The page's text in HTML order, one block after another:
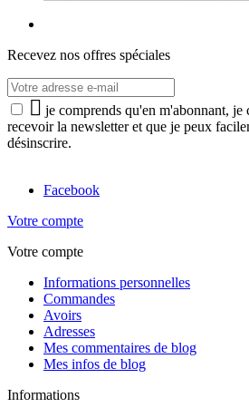
Recevez nos offres spéciales
 je comprends qu'en m'abonnant,
recevoir la newsletter et que je peux
désinscrire.
Facebook
Votre compte
Votre compte
Informations personnelles
Commandes
Avoirs
Adresses
Mes commentaires de blog
Mes infos de blog
Informations